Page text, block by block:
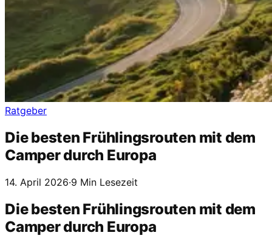
Ratgeber
Die besten Frühlingsrouten mit dem
Camper durch Europa
14. April 2026·9 Min Lesezeit
Die besten Frühlingsrouten mit dem
Camper durch Europa